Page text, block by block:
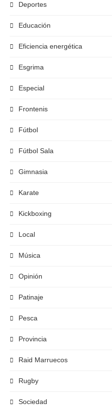
Deportes
Educación
Eficiencia energética
Esgrima
Especial
Frontenis
Fútbol
Fútbol Sala
Gimnasia
Karate
Kickboxing
Local
Música
Opinión
Patinaje
Pesca
Provincia
Raid Marruecos
Rugby
Sociedad